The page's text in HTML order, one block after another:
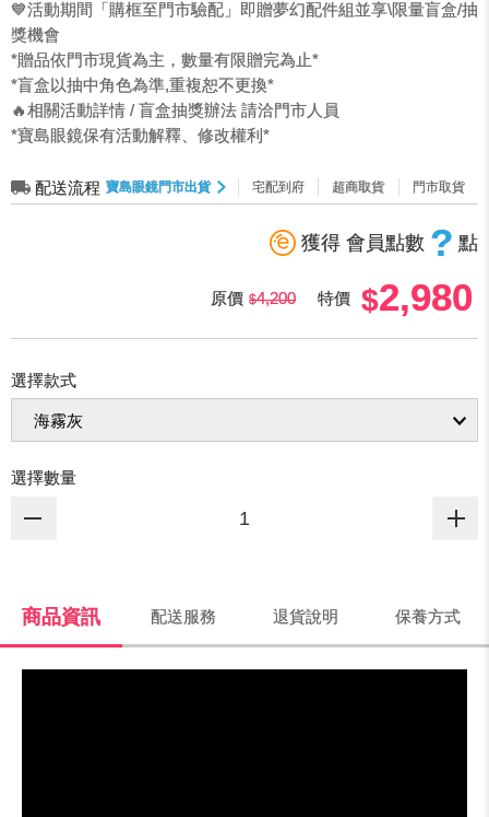
💙活動期間「購框至門市驗配」即贈夢幻配件組並享\限量盲盒/抽
獎機會
*贈品依門市現貨為主，數量有限贈完為止*
*盲盒以抽中角色為準,重複恕不更換*
🔥相關活動詳情 / 盲盒抽獎辦法 請洽門市人員
*寶島眼鏡保有活動解釋、修改權利*
配送流程 寶島眼鏡門市出貨 宅配到府 超商取貨 門市取貨
獲得 會員點數 ? 點
原價 4,200 特價 2,980
選擇款式
選擇數量
商品資訊 配送服務 退貨說明 保養方式